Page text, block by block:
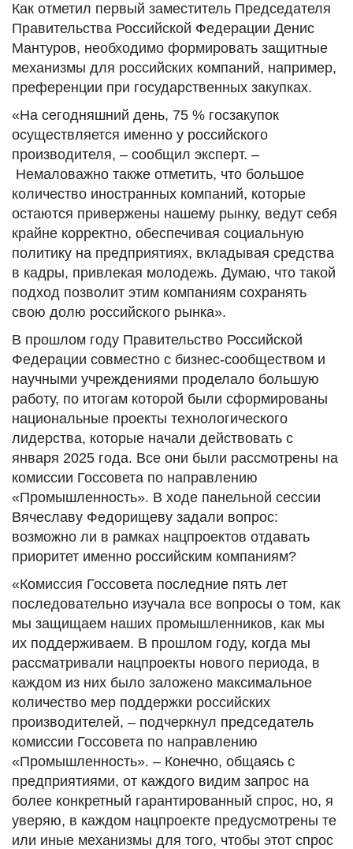
Как отметил первый заместитель Председателя
Правительства Российской Федерации Денис
Мантуров, необходимо формировать защитные
механизмы для российских компаний, например,
преференции при государственных закупках.
«На сегодняшний день, 75 % госзакупок
осуществляется именно у российского
производителя, – сообщил эксперт. –
Немаловажно также отметить, что большое
количество иностранных компаний, которые
остаются привержены нашему рынку, ведут себя
крайне корректно, обеспечивая социальную
политику на предприятиях, вкладывая средства
в кадры, привлекая молодежь. Думаю, что такой
подход позволит этим компаниям сохранять
свою долю российского рынка».
В прошлом году Правительство Российской
Федерации совместно с бизнес-сообществом и
научными учреждениями проделало большую
работу, по итогам которой были сформированы
национальные проекты технологического
лидерства, которые начали действовать с
января 2025 года. Все они были рассмотрены на
комиссии Госсовета по направлению
«Промышленность». В ходе панельной сессии
Вячеславу Федорищеву задали вопрос:
возможно ли в рамках нацпроектов отдавать
приоритет именно российским компаниям?
«Комиссия Госсовета последние пять лет
последовательно изучала все вопросы о том, как
мы защищаем наших промышленников, как мы
их поддерживаем. В прошлом году, когда мы
рассматривали нацпроекты нового периода, в
каждом из них было заложено максимальное
количество мер поддержки российских
производителей, – подчеркнул председатель
комиссии Госсовета по направлению
«Промышленность». – Конечно, общаясь с
предприятиями, от каждого видим запрос на
более конкретный гарантированный спрос, но, я
уверяю, в каждом нацпроекте предусмотрены те
или иные механизмы для того, чтобы этот спрос